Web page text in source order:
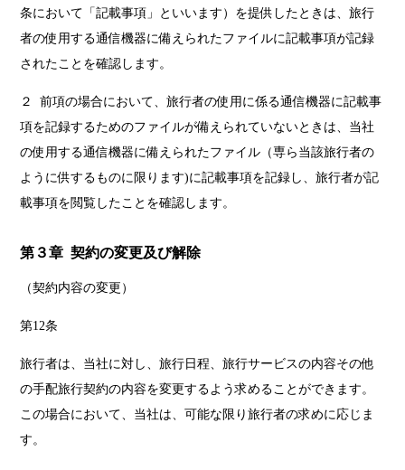
条において「記載事項」といいます）を提供したときは、旅行
者の使用する通信機器に備えられたファイルに記載事項が記録
されたことを確認します。
２ 前項の場合において、旅行者の使用に係る通信機器に記載事
項を記録するためのファイルが備えられていないときは、当社
の使用する通信機器に備えられたファイル（専ら当該旅行者の
ように供するものに限ります)に記載事項を記録し、旅行者が記
載事項を閲覧したことを確認します。
第３章 契約の変更及び解除
（契約内容の変更）
第12条
旅行者は、当社に対し、旅行日程、旅行サービスの内容その他
の手配旅行契約の内容を変更するよう求めることができます。
この場合において、当社は、可能な限り旅行者の求めに応じま
す。